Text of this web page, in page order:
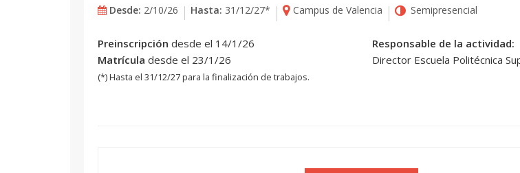
Desde: 2/10/26 Hasta: 31/12/27* Campus de Valencia Semipresencial
Preinscripción desde el 14/1/26
Matrícula desde el 23/1/26
(*) Hasta el 31/12/27 para la finalización de trabajos.
Responsable de la actividad:
Director Escuela Politécnica